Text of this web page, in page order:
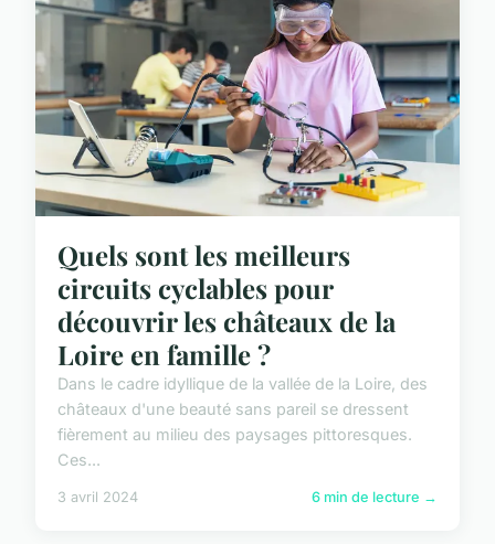
Quels sont les meilleurs
circuits cyclables pour
découvrir les châteaux de la
Loire en famille ?
Dans le cadre idyllique de la vallée de la Loire, des
châteaux d'une beauté sans pareil se dressent
fièrement au milieu des paysages pittoresques.
Ces...
3 avril 2024 6 min de lecture →